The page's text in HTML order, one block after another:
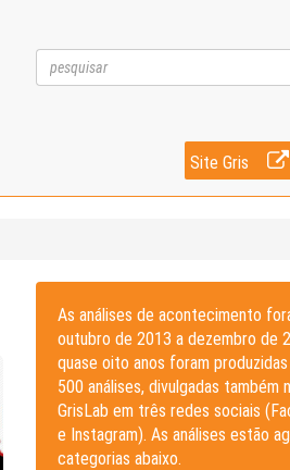
Site Gris
As análises de acontecimento
outubro de 2013 a dezembro de
quase oito anos foram
500 análises, divulgadas também
GrisLab em três redes sociais
e Instagram). As análises estão
categorias abaixo.